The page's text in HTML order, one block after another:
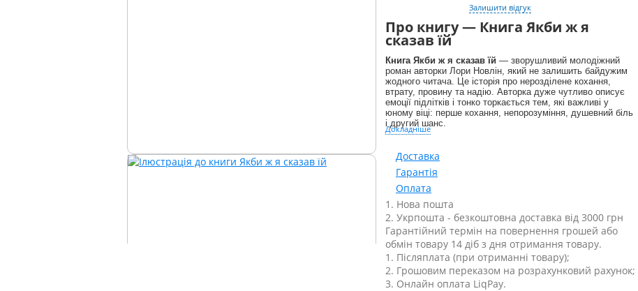
Залишити відгук
Про книгу — Книга Якби ж я
сказав їй
Книга Якби ж я сказав їй — зворушливий молодіжний
роман авторки Лори Новлін, який не залишить байдужим
жодного читача. Це історія про нерозділене кохання,
втрату, провину та надію. Авторка дуже чутливо описує
емоції підлітків і тонко торкається тем, які важливі у
юному віці: перше кохання, непорозуміння, душевний біль
і другий шанс.
Докладніше
Доставка
Гарантія
Оплата
1. Нова пошта
2. Укрпошта - безкоштовна доставка від 3000 грн
Гарантійний термін на повернення грошей або
обмін товару 14 діб з дня отримання товару.
1. Післяплата (при отриманні товару);
2. Грошовим переказом на розрахунковий рахунок;
3. Онлайн оплата LiqPay.